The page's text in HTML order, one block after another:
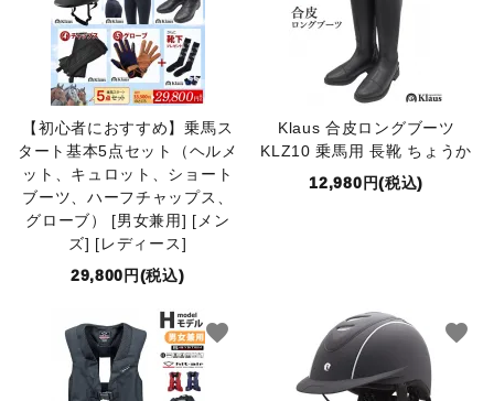
【初心者におすすめ】乗馬ス
タート基本5点セット（ヘルメ
ット、キュロット、ショート
ブーツ、ハーフチャップス、
グローブ） [男女兼用] [メン
ズ] [レディース]
29,800円(税込)
Klaus 合皮ロングブーツ
KLZ10 乗馬用 長靴 ちょうか
12,980円(税込)
favorite favorite